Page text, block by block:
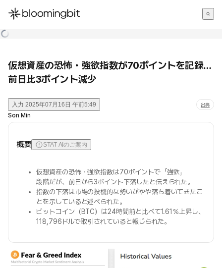
한국어
仮想資産の恐怖・強欲指数が70ポイントを記録…
前日比3ポイント減少
入力 2025年07月16日 午前5:49 出典
Son Min
概要 STAT AIのご案内
仮想資産の恐怖・強欲指数は70ポイントで「強欲」
段階だが、前日から3ポイント下落したと伝えられた。
指数の下落は市場の投機的な勢いがやや落ち着いてきたこ
とを示していると述べられた。
ビットコイン（BTC）は24時間前と比べて1.61％上昇し、
118,796ドルで取引されていると報じられた。